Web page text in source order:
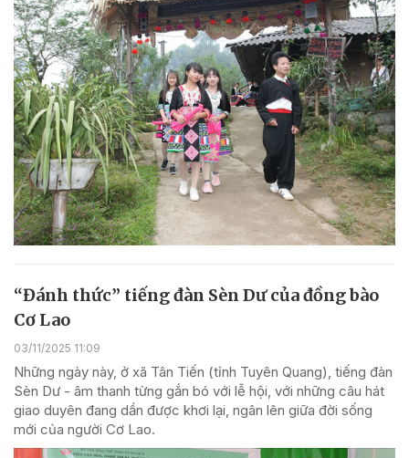
“Đánh thức” tiếng đàn Sèn Dư của đồng bào
Cơ Lao
03/11/2025 11:09
Những ngày này, ở xã Tân Tiến (tỉnh Tuyên Quang), tiếng đàn
Sèn Dư - âm thanh từng gắn bó với lễ hội, với những câu hát
giao duyên đang dần được khơi lại, ngân lên giữa đời sống
mới của người Cơ Lao.